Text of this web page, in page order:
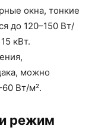
окна, тонкие
до 120–150 Вт/
кВт.
можно
Вт/м².
режим